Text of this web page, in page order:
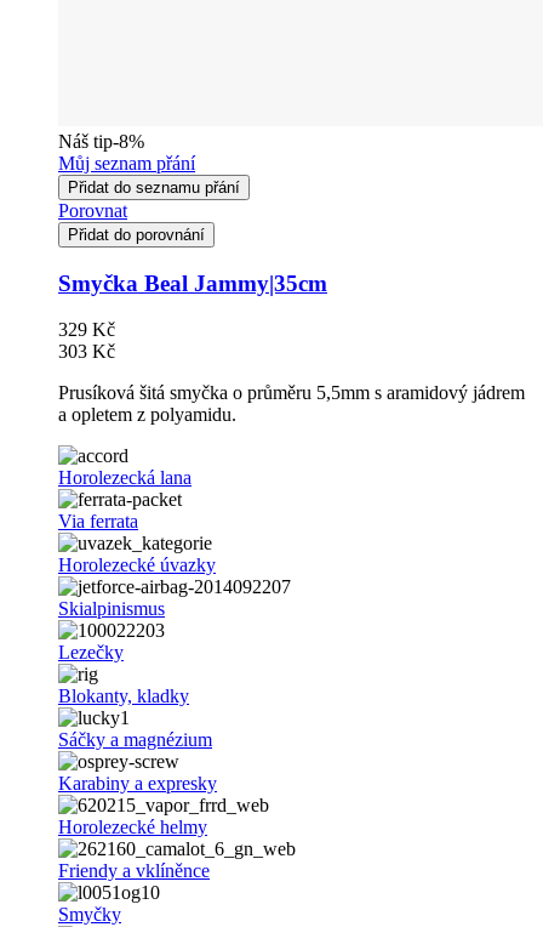
Náš tip-8%
Můj seznam přání
Přidat do seznamu přání
Porovnat
Přidat do porovnání
Smyčka Beal Jammy|35cm
329 Kč
303 Kč
Prusíková šitá smyčka o průměru 5,5mm s aramidový jádrem
a opletem z polyamidu.
Horolezecká lana
Via ferrata
Horolezecké úvazky
Skialpinismus
Lezečky
Blokanty, kladky
Sáčky a magnézium
Karabiny a expresky
Horolezecké helmy
Friendy a vklíněnce
Smyčky